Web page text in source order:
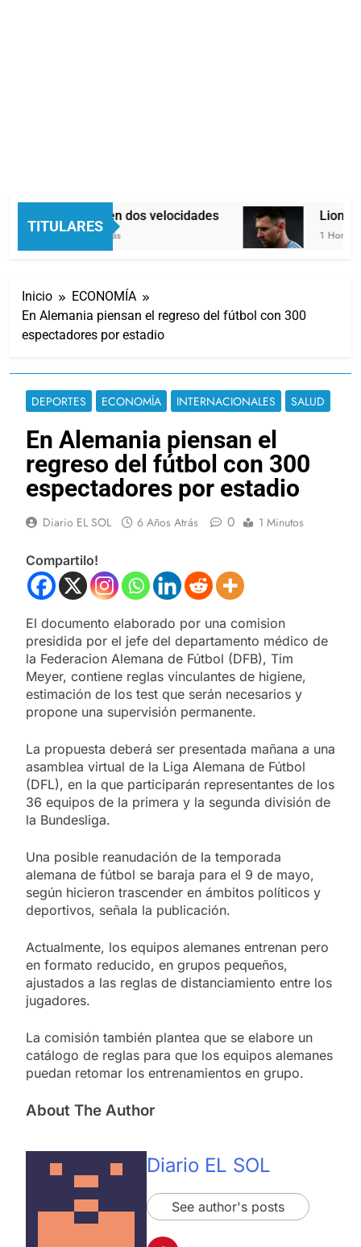
TITULARES
Economía en dos velocidades
48 Minutos Atrás
Lionel
1 Hora
Inicio
ECONOMÍA
En Alemania piensan el regreso del fútbol con 300
espectadores por estadio
DEPORTES ECONOMÍA INTERNACIONALES SALUD
En Alemania piensan el
regreso del fútbol con 300
espectadores por estadio
Diario EL SOL 6 Años Atrás 0 1 Minutos
Compartilo!
El documento elaborado por una comision
presidida por el jefe del departamento médico de
la Federacion Alemana de Fútbol (DFB), Tim
Meyer, contiene reglas vinculantes de higiene,
estimación de los test que serán necesarios y
propone una supervisión permanente.
La propuesta deberá ser presentada mañana a una
asamblea virtual de la Liga Alemana de Fútbol
(DFL), en la que participarán representantes de los
36 equipos de la primera y la segunda división de
la Bundesliga.
Una posible reanudación de la temporada
alemana de fútbol se baraja para el 9 de mayo,
según hicieron trascender en ámbitos políticos y
deportivos, señala la publicación.
Actualmente, los equipos alemanes entrenan pero
en formato reducido, en grupos pequeños,
ajustados a las reglas de distanciamiento entre los
jugadores.
La comisión también plantea que se elabore un
catálogo de reglas para que los equipos alemanes
puedan retomar los entrenamientos en grupo.
About The Author
Diario EL SOL
See author's posts